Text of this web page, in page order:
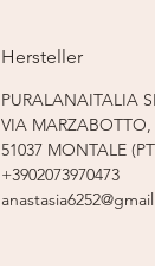
Strickmaschine:
Hersteller
PURALANAITALIA
VIA
51037 MONTALE
+3902073970473